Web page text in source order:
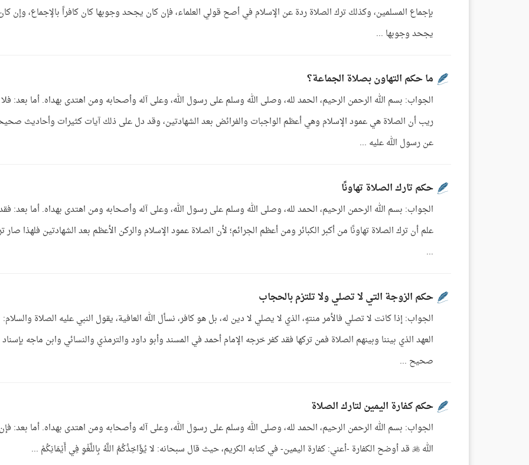
بإجماع المسلمين، وكذلك ترك الصلاة ردة عن الإسلام في أصح قولي العلماء، فإن كان يجحد وجوبها كان كافراً بالإجماع، وإن
يجحد وجوبها ...
ما حكم التهاون بصلاة الجماعة؟
الجواب: بسم الله الرحمن الرحيم، الحمد لله، وصلى الله وسلم على رسول الله، وعلى آله وأصحابه ومن اهتدى بهداه. أما بعد: فلا
ريب أن الصلاة هي عمود الإسلام وهي أعظم الواجبات والفرائض بعد الشهادتين، وقد دل على ذلك آيات كثيرات وأحاديث
عن رسول الله عليه ...
حكم تارك الصلاة تهاونًا
الجواب: بسم الله الرحمن الرحيم، الحمد لله، وصلى الله وسلم على رسول الله، وعلى آله وأصحابه ومن اهتدى بهداه. أما بعد:
علم أن ترك الصلاة تهاونًا من أكبر الكبائر ومن أعظم الجرائم؛ لأن الصلاة عمود الإسلام والركن الأعظم بعد الشهادتين فلهذا صار
...
حكم الزوجة التي لا تصلي ولا تلتزم بالحجاب
الجواب: إذا كانت لا تصلي فالأمر منتهٍ، الذي لا يصلي لا دين له، بل هو كافر، نسأل الله العافية، يقول النبي عليه الصلاة والسلام:
العهد الذي بيننا وبينهم الصلاة فمن تركها فقد كفر خرجه الإمام أحمد في المسند وأبو داود والترمذي والنسائي وابن ماجه بإسناد
صحيح ...
حكم كفارة اليمين لتارك الصلاة
الجواب: بسم الله الرحمن الرحيم، الحمد لله، وصلى الله وسلم على رسول الله، وعلى آله وأصحابه ومن اهتدى بهداه. أما بعد: فإن
الله  قد أوضح الكفارة -أعني: كفارة اليمين- في كتابه الكريم، حيث قال سبحانه: لا يُؤَاخِذُكُمُ اللَّهُ بِاللَّغْوِ فِي أَيْمَانِكُمْ ...